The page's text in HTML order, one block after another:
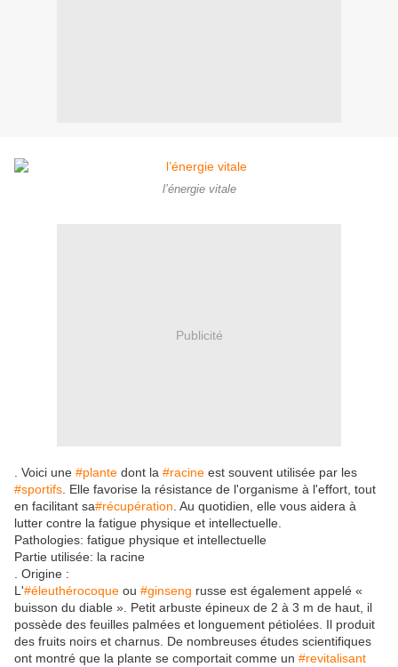
l’énergie vitale
Publicité
. Voici une ‪#‎plante‬ dont la ‪#‎racine‬ est souvent utilisée par les
‪#‎sportifs‬ . Elle favorise la résistance de l'organisme à l'effort, tout
en facilitant sa‪#‎récupération‬ . Au quotidien, elle vous aidera à
lutter contre la fatigue physique et intellectuelle.
Pathologies: fatigue physique et intellectuelle
Partie utilisée: la racine
. Origine :
L'‪#‎éleuthérocoque‬ ou ‪#‎ginseng‬ russe est également appelé «
buisson du diable ». Petit arbuste épineux de 2 à 3 m de haut, il
possède des feuilles palmées et longuement pétiolées. Il produit
des fruits noirs et charnus. De nombreuses études scientifiques
ont montré que la plante se comportait comme un ‪#‎revitalisant‬